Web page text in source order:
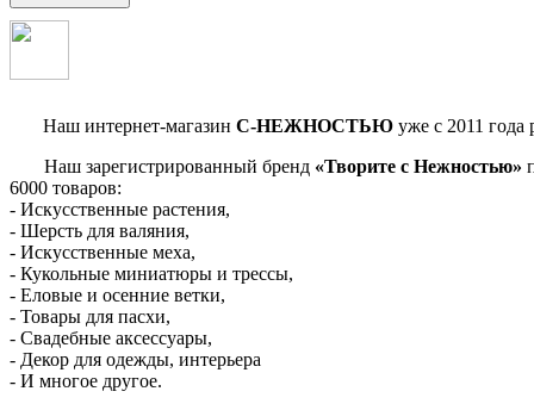
Наш интернет-магазинС-НЕЖНОСТЬЮ уже с 2011 года
Наш зарегистрированный бренд «Творите с Нежностью»
6000 товаров:
- Искусственные растения,
- Шерсть для валяния,
- Искусственные меха,
- Кукольные миниатюры и трессы,
- Еловые и осенние ветки,
- Товары для пасхи,
- Свадебные аксессуары,
- Декор для одежды, интерьера
- И многое другое.